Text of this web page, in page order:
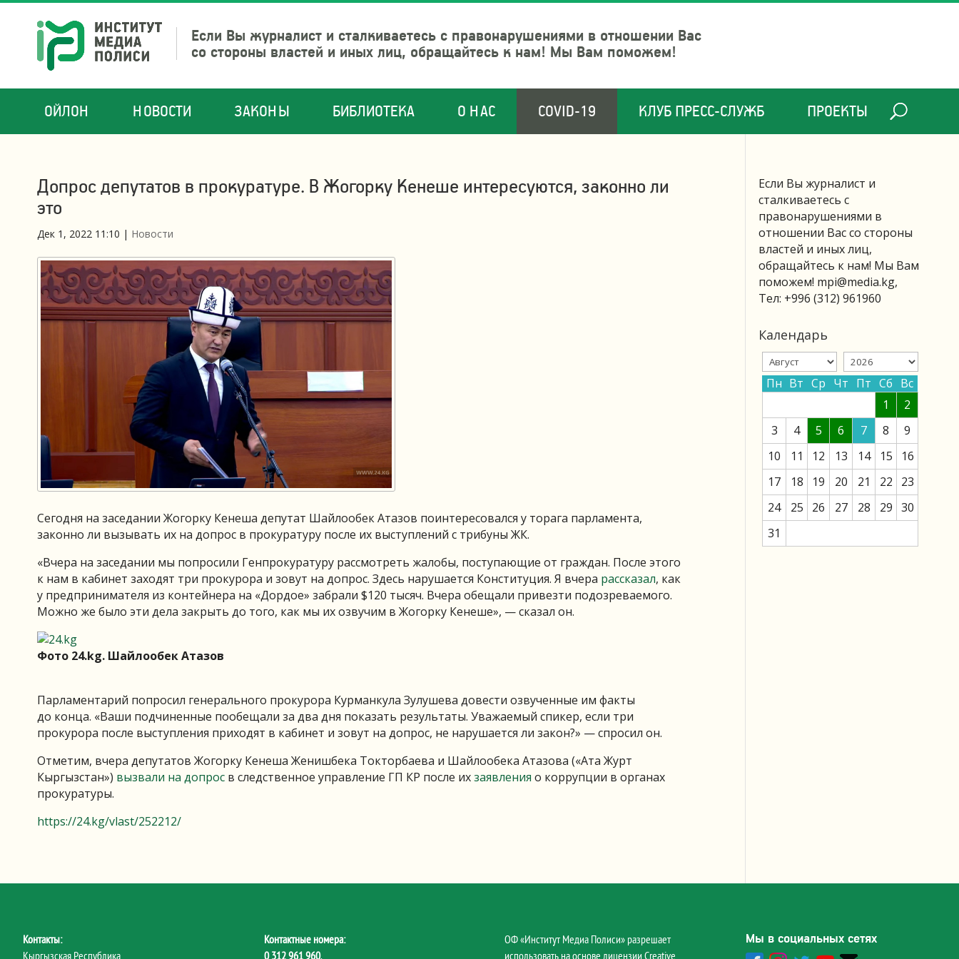
Если Вы журналист и сталкиваетесь с правонарушениями в отношении Вас
со стороны властей и иных лиц, обращайтесь к нам! Мы Вам поможем!
ОЙЛОН НОВОСТИ ЗАКОНЫ БИБЛИОТЕКА О НАС COVID-19 КЛУБ ПРЕСС-СЛУЖБ ПРОЕКТЫ
Допрос депутатов в прокуратуре. В Жогорку Кенеше интересуются, законно ли
это
Дек 1, 2022 11:10 | Новости
Сегодня на заседании Жогорку Кенеша депутат Шайлообек Атазов поинтересовался у торага парламента,
законно ли вызывать их на допрос в прокуратуру после их выступлений с трибуны ЖК.
«Вчера на заседании мы попросили Генпрокуратуру рассмотреть жалобы, поступающие от граждан. После этого
к нам в кабинет заходят три прокурора и зовут на допрос. Здесь нарушается Конституция. Я вчера рассказал, как
у предпринимателя из контейнера на «Дордое» забрали $120 тысяч. Вчера обещали привезти подозреваемого.
Можно же было эти дела закрыть до того, как мы их озвучим в Жогорку Кенеше», — сказал он.
Фото 24.kg. Шайлообек Атазов
Парламентарий попросил генерального прокурора Курманкула Зулушева довести озвученные им факты
до конца. «Ваши подчиненные пообещали за два дня показать результаты. Уважаемый спикер, если три
прокурора после выступления приходят в кабинет и зовут на допрос, не нарушается ли закон?» — спросил он.
Отметим, вчера депутатов Жогорку Кенеша Женишбека Токторбаева и Шайлообека Атазова («Ата Журт
Кыргызстан») вызвали на допрос в следственное управление ГП КР после ихзаявления о коррупции в органах
прокуратуры.
https://24.kg/vlast/252212/
Если Вы журналист и
сталкиваетесь с
правонарушениями в
отношении Вас со стороны
властей и иных лиц,
обращайтесь к нам! Мы Вам
поможем! mpi@media.kg,
Тел: +996 (312) 961960
Календарь
Пн Вт Ср Чт Пт Сб Вс
1
2
3
4 5 6 7 8
9
10
11 12 13 14 15
16
17
18 19 20 21 22
23
24
25 26 27 28 29 30
31
Контакты:
Кыргызская Республика
Контактные номера:
0 312 961 960,
ОФ «Институт Медиа Полиси» разрешает
использовать на основе лицензии Creative
Мы в социальных сетях